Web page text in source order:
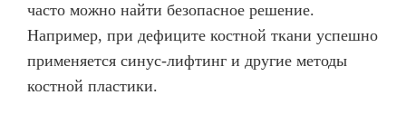
часто можно найти безопасное решение.
Например, при дефиците костной ткани успешно
применяется синус-лифтинг и другие методы
костной пластики.